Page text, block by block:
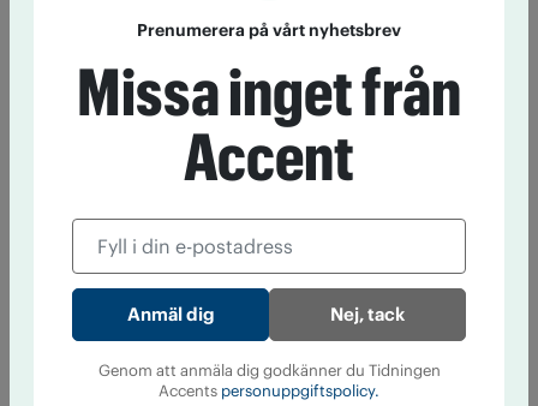
Prenumerera på vårt nyhetsbrev
Missa inget från
Accent
Nej, tack
Genom att anmäla dig godkänner du Tidningen
Accents personuppgiftspolicy.